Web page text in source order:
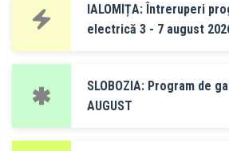
IALOMIȚA: Întreruperi
electrică 3 - 7 august
SLOBOZIA: Program de
AUGUST